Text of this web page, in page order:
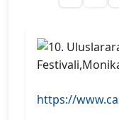
https://